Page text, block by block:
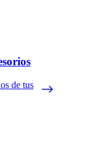
de tus